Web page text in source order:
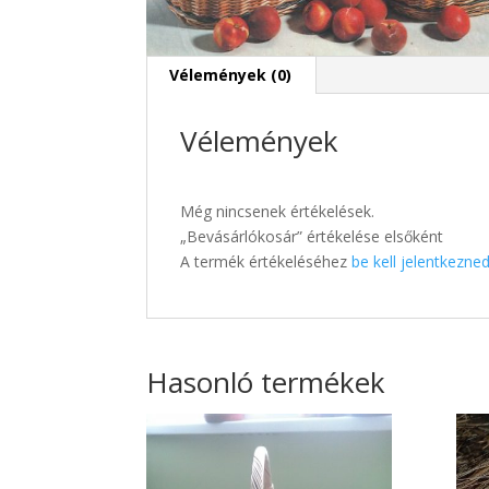
Vélemények (0)
Vélemények
Még nincsenek értékelések.
„Bevásárlókosár” értékelése elsőként
A termék értékeléséhezbe kell
Hasonló termékek